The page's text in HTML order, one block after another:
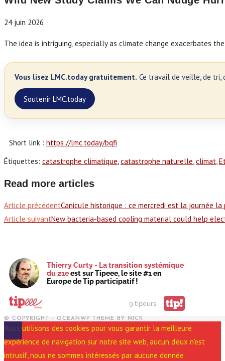
24 juin 2026
The idea is intriguing, especially as climate change exacerbates
Vous lisez LMC.today gratuitement. Ce travail de veille, de tri,
Soutenir LMC.today
Short link : https://lmc.today/bqfi
Étiquettes: catastrophe climatique, catastrophe naturelle, climat,
Read more articles
Article précédentCanicule historique : ce mercredi est la journée
Article suivantNew bacteria-based cooling material could help
Thierry Curty - La transition systémique
du 21eest sur Tipeee, le site #1 en
Europe de Tip participatif !
9 tipeurs tip!
© COPYRIGHT - OCEANWP THEME BY NICK
Nous utilisons des cookies pour vous garantir la meilleure
expérience de navigation sur notre site web, aucun d'eux n'est
intrusif, nous ne sommes intéressés par aucune donnée